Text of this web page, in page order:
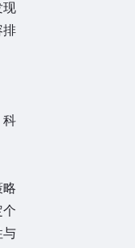
现
排
科
略
个
与